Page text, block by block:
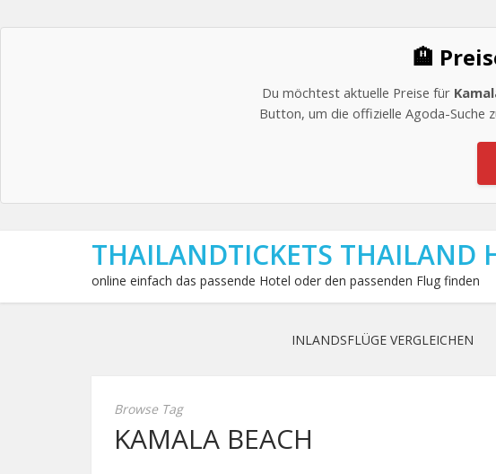
🏨
Du möchtest aktuelle Preise für
Button, um die offizielle Agoda-Suche
THAILANDTICKETS THAILAND
online einfach das passende Hotel oder den passenden Flug finden
INLANDSFLÜGE VERGLEICHEN
Browse Tag
KAMALA BEACH